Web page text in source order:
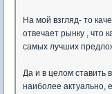
На мой взгляд- то
отвечает рынку , что
самых лучших
Да и в целом ставить
наиболее актуально,